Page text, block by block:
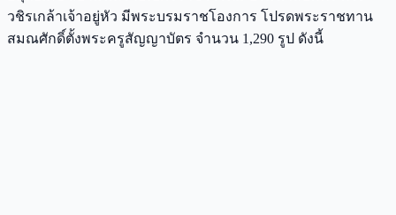
วชิรเกล้าเจ้าอยู่หัว มีพระบรมราชโองการ โปรดพระราชทาน
สมณศักดิ์ตั้งพระครูสัญญาบัตร จำนวน 1,290 รูป ดังนี้